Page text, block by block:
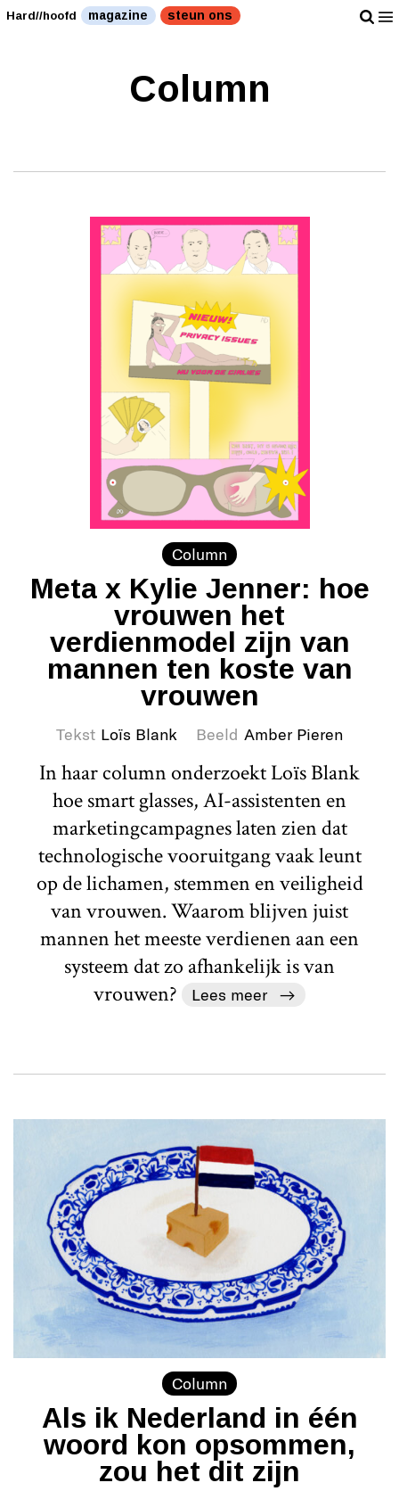
Hard//hoofd magazine steun ons
Column
Column
Meta x Kylie Jenner: hoe
vrouwen het
verdienmodel zijn van
mannen ten koste van
vrouwen
Tekst Loïs Blank Beeld Amber Pieren
In haar column onderzoekt Loïs Blank
hoe smart glasses, AI-assistenten en
marketingcampagnes laten zien dat
technologische vooruitgang vaak leunt
op de lichamen, stemmen en veiligheid
van vrouwen. Waarom blijven juist
mannen het meeste verdienen aan een
systeem dat zo afhankelijk is van
vrouwen?
Lees meer
Column
Als ik Nederland in één
woord kon opsommen,
zou het dit zijn